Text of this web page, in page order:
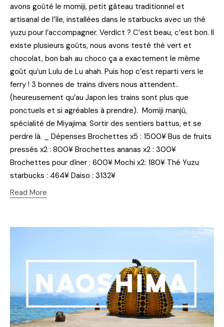
avons goûté le momiji, petit gâteau traditionnel et
artisanal de l’île, installées dans le starbucks avec un thé
yuzu pour l’accompagner. Verdict ? C’est beau, c’est bon. Il
existe plusieurs goûts, nous avons testé thé vert et
chocolat, bon bah au choco ça a exactement le même
goût qu’un Lulu de Lu ahah. Puis hop c’est reparti vers le
ferry ! 3 bonnes de trains divers nous attendent..
(heureusement qu’au Japon les trains sont plus que
ponctuels et si agréables à prendre). Momiji manjû,
spécialité de Miyajima. Sortir des sentiers battus, et se
perdre là. _ Dépenses Brochettes x5 : 1500¥ Bus de fruits
pressés x2 : 800¥ Brochettes ananas x2 : 300¥
Brochettes pour dîner : 600¥ Mochi x2: 180¥ Thé Yuzu
starbucks : 464¥ Daiso : 3132¥
Read More